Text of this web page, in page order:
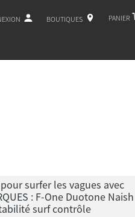
BOUTIQUES PANIER
pour surfer les vagues avec
: F-One Duotone Naish
surf contrôle